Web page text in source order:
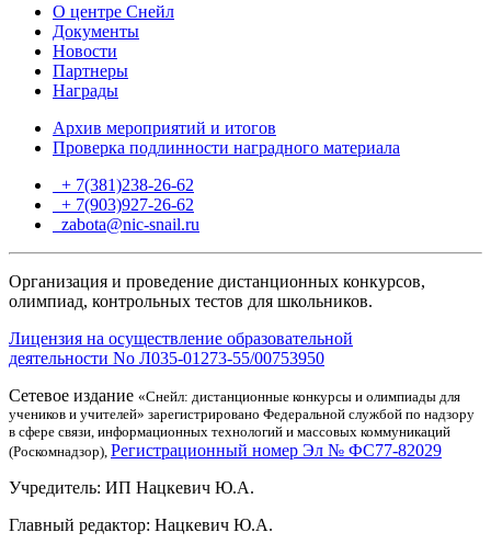
О центре Снейл
Документы
Новости
Партнеры
Награды
Архив мероприятий и итогов
Проверка подлинности наградного материала
+ 7(381)238-26-62
+ 7(903)927-26-62
zabota@nic-snail.ru
Организация и проведение дистанционных конкурсов,
олимпиад, контрольных тестов для школьников.
Лицензия на осуществление образовательной
деятельности No Л035-01273-55/00753950
Сетевое издание «Снейл: дистанционные конкурсы и олимпиады для
учеников и учителей» зарегистрировано Федеральной службой по надзору
в сфере связи, информационных технологий и массовых коммуникаций
(Роскомнадзор), Регистрационный номер Эл № ФС77-82029
Учредитель: ИП Нацкевич Ю.А.
Главный редактор: Нацкевич Ю.А.